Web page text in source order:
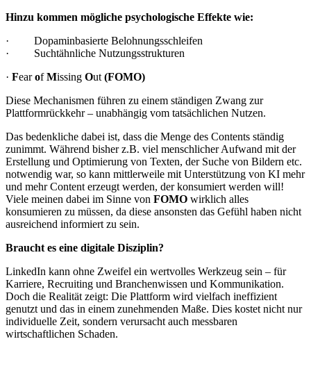
Hinzu kommen mögliche psychologische Effekte wie:
· Dopaminbasierte Belohnungsschleifen
· Suchtähnliche Nutzungsstrukturen
· Fear of Missing Out (FOMO)
Diese Mechanismen führen zu einem ständigen Zwang zur
Plattformrückkehr – unabhängig vom tatsächlichen Nutzen.
Das bedenkliche dabei ist, dass die Menge des Contents ständig
zunimmt. Während bisher z.B. viel menschlicher Aufwand mit der
Erstellung und Optimierung von Texten, der Suche von Bildern etc.
notwendig war, so kann mittlerweile mit Unterstützung von KI mehr
und mehr Content erzeugt werden, der konsumiert werden will!
Viele meinen dabei im Sinne von FOMO wirklich alles
konsumieren zu müssen, da diese ansonsten das Gefühl haben nicht
ausreichend informiert zu sein.
Braucht es eine digitale Disziplin?
LinkedIn kann ohne Zweifel ein wertvolles Werkzeug sein – für
Karriere, Recruiting und Branchenwissen und Kommunikation.
Doch die Realität zeigt: Die Plattform wird vielfach ineffizient
genutzt und das in einem zunehmenden Maße. Dies kostet nicht nur
individuelle Zeit, sondern verursacht auch messbaren
wirtschaftlichen Schaden.